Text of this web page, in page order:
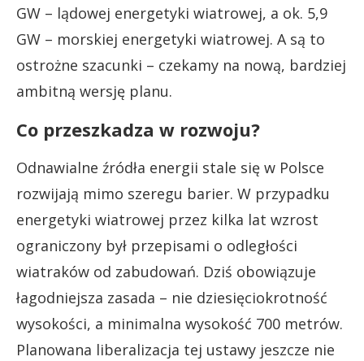
GW – lądowej energetyki wiatrowej, a ok. 5,9
GW – morskiej energetyki wiatrowej. A są to
ostrożne szacunki – czekamy na nową, bardziej
ambitną wersję planu.
Co przeszkadza w rozwoju?
Odnawialne źródła energii stale się w Polsce
rozwijają mimo szeregu barier. W przypadku
energetyki wiatrowej przez kilka lat wzrost
ograniczony był przepisami o odległości
wiatraków od zabudowań. Dziś obowiązuje
łagodniejsza zasada – nie dziesięciokrotność
wysokości, a minimalna wysokość 700 metrów.
Planowana liberalizacja tej ustawy jeszcze nie